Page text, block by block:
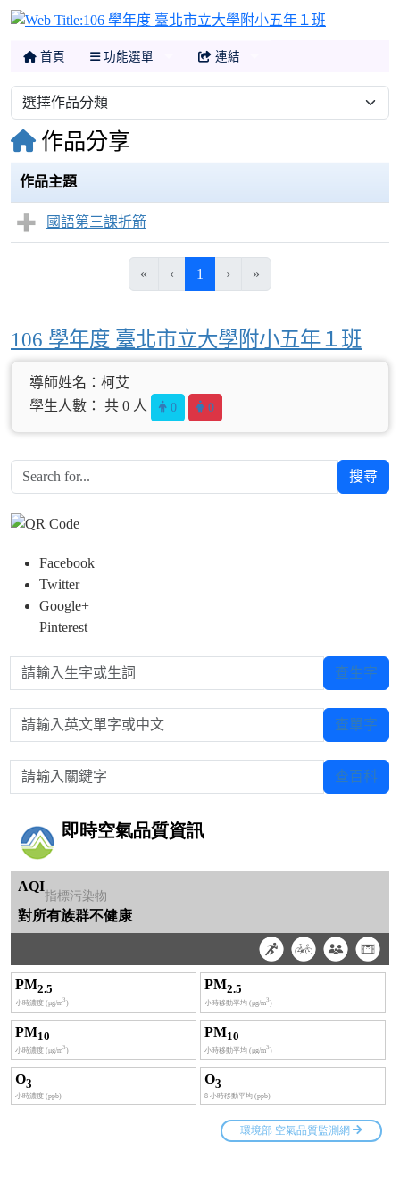
首頁 功能選單 連結
作品分享
作品主題
國語第三課折箭
« ‹ 1 (目前頁次)
› »
106 學年度 臺北市立大學附小五年１班
導師姓名：柯艾
學生人數： 共 0 人
0 0
搜尋
Facebook
Twitter
Google+
Pinterest
請輸入生字或生詞 查生字
請輸入英文單字或中文 查單字
請輸入關鍵字 查百科